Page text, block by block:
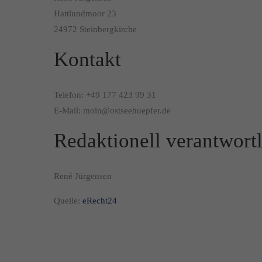
Hattlundmoor 23
24972 Steinbergkirche
Kontakt
Telefon: +49 177 423 99 31
E-Mail: moin@ostseehuepfer.de
Redaktionell
René Jürgensen
Quelle: eRecht24